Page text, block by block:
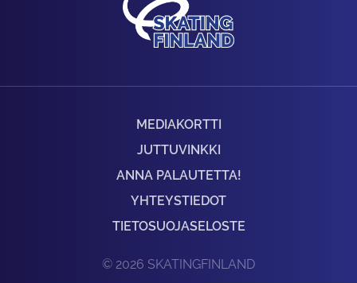
MEDIAKORTTI
JUTTUVINKKI
ANNA PALAUTETTA!
YHTEYSTIEDOT
TIETOSUOJASELOSTE
© 2026 SKATINGFINLAND